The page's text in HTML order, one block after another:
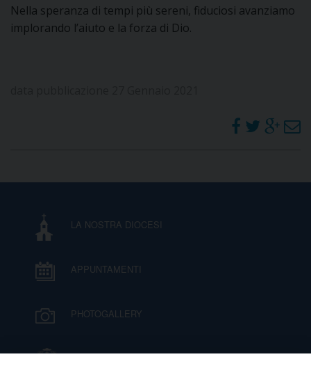
Nella speranza di tempi più sereni, fiduciosi avanziamo
implorando l’aiuto e la forza di Dio.
LA NOSTRA DIOCESI
APPUNTAMENTI
PHOTOGALLERY
IL VESCOVO MONS. ORAZIO FRANCESCO